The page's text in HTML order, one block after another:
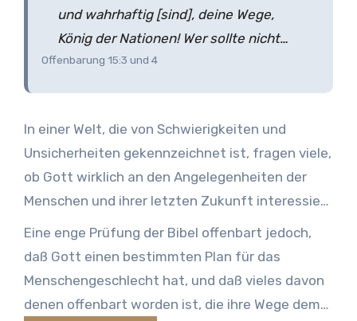
und wahrhaftig [sind], deine Wege,
König der Nationen! Wer sollte nicht
fürchten, Herr, und verherrlichen deinen
und vor dir anbeten, weil deine
gerechten Taten offenbar geworden
sind.”
Offenbarung 15:3 und 4
In einer Welt, die von Schwierigkeiten und
Unsicherheiten gekennzeichnet ist, fragen viele,
ob Gott wirklich an den Angelegenheiten der
Menschen und ihrer letzten Zukunft interessiert
ist oder nicht. Für viele scheint, daß die Kräfte
des Bösen zu erfolgreich gewesen sind, und daß
die Zukunft nur Schwierigkeiten und
Katastrophen bringen wird. Der Glaube von
Eine enge Prüfung der Bibel offenbart jedoch,
daß Gott einen bestimmten Plan für das
Menschengeschlecht hat, und daß vieles davon
denen offenbart worden ist, die ihre Wege dem